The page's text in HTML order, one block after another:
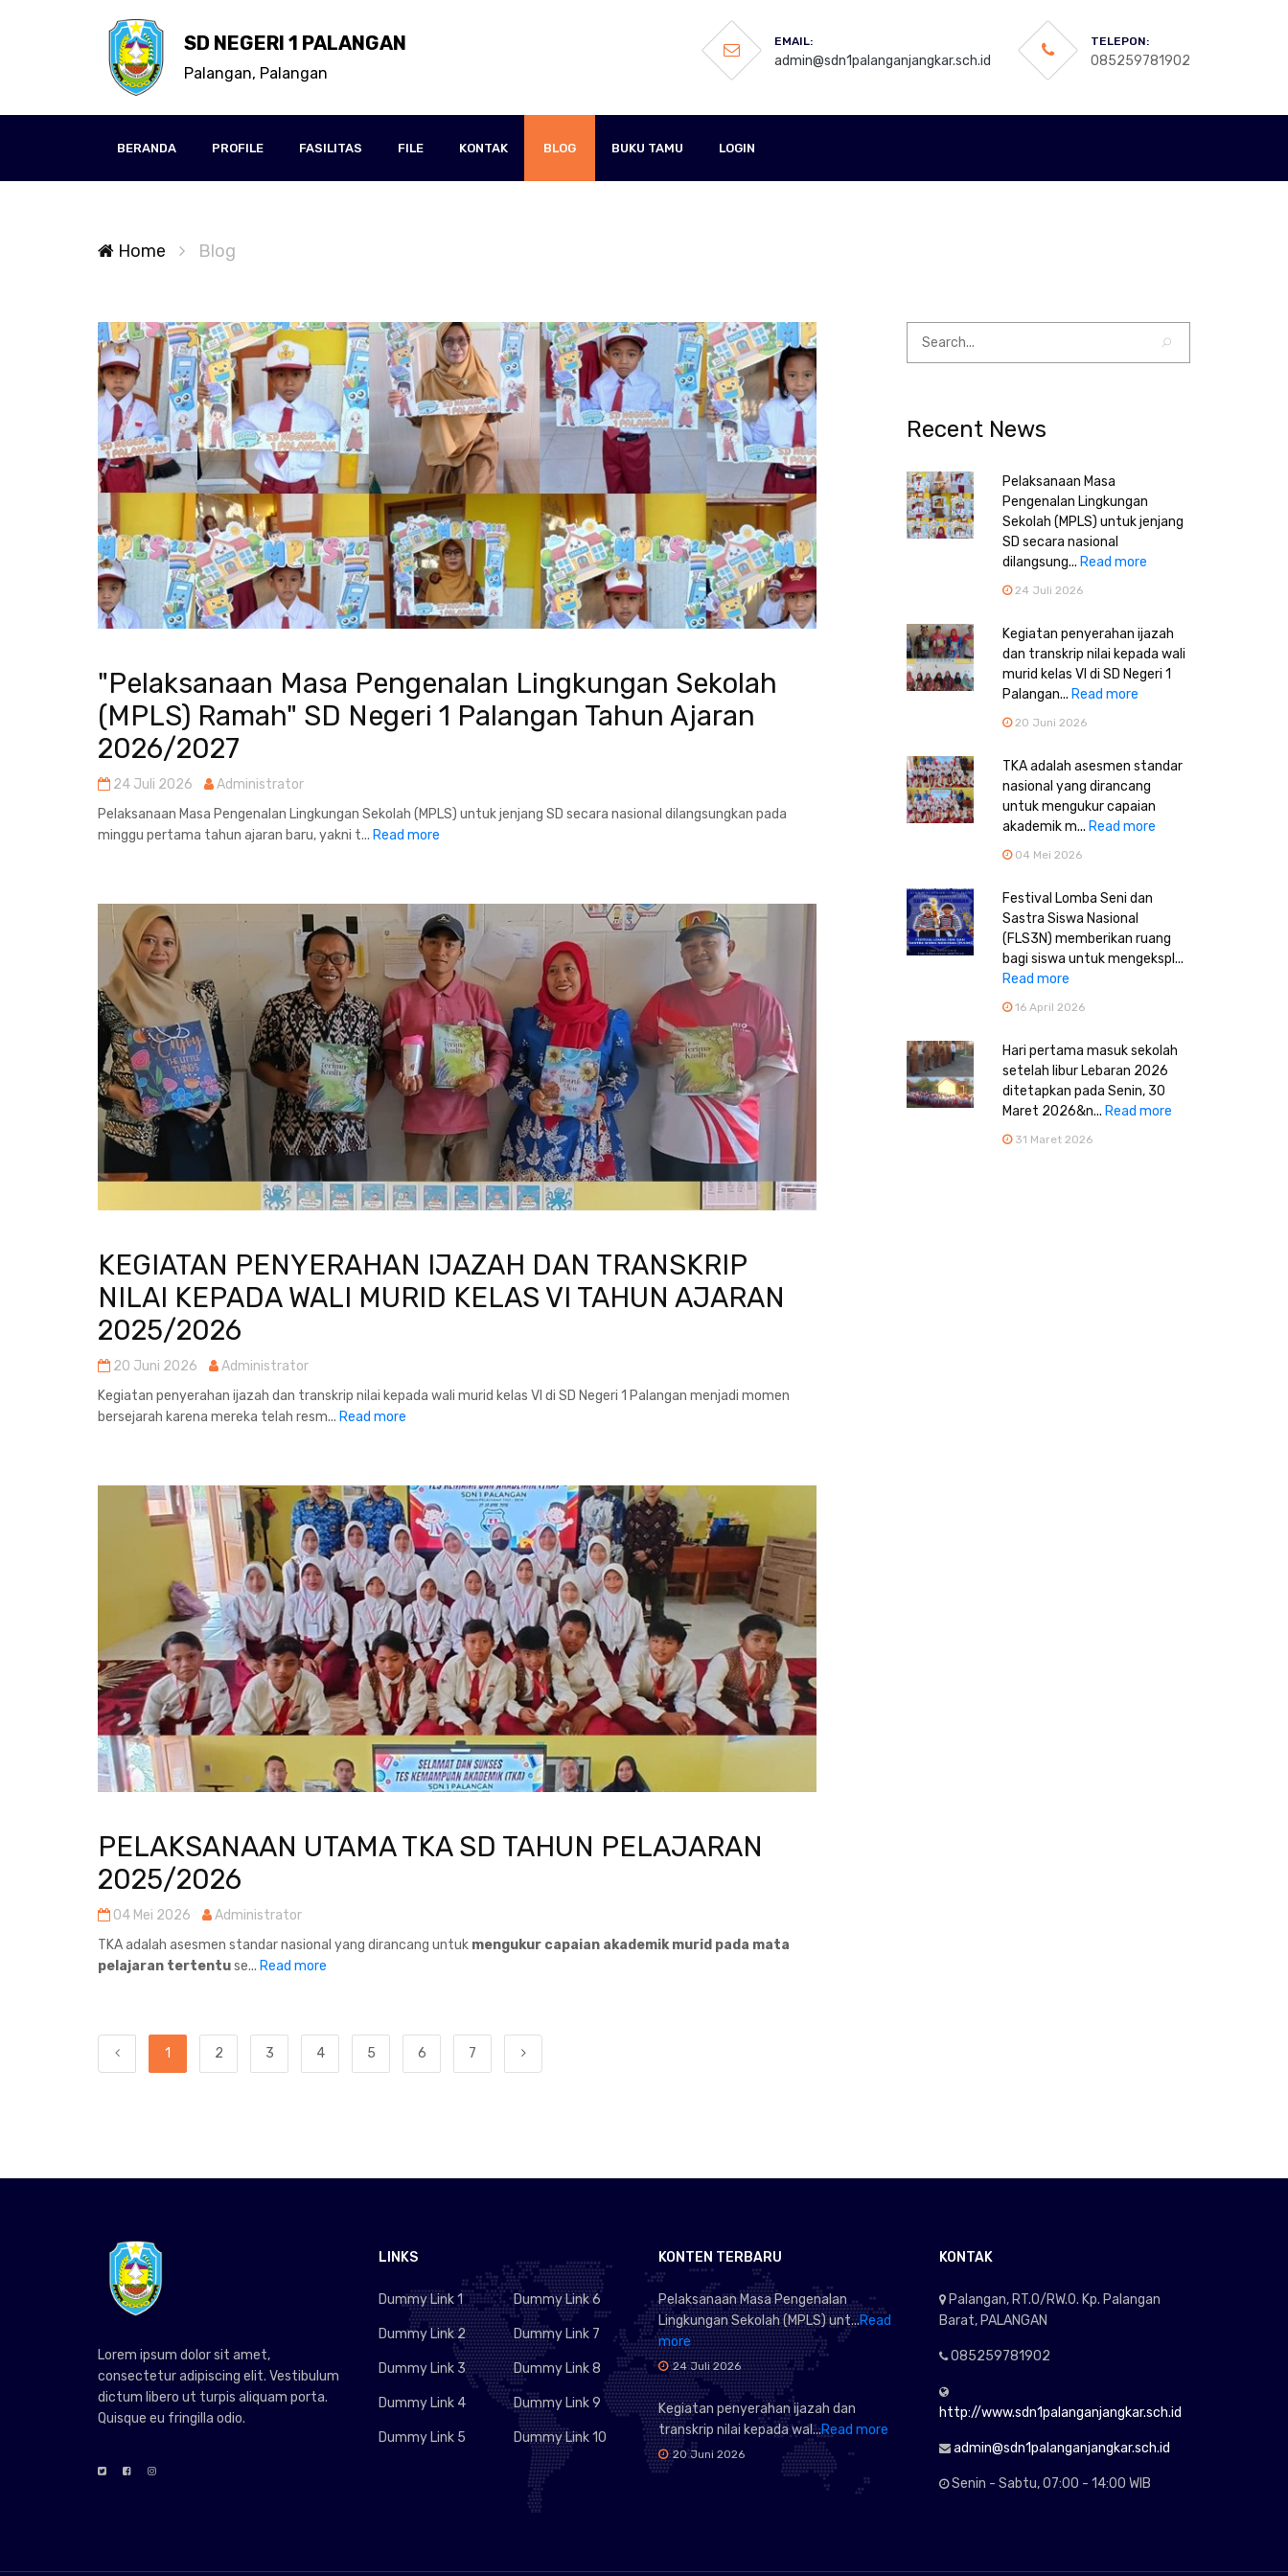
SD NEGERI 1 PALANGAN
Palangan, Palangan
EMAIL:
admin@sdn1palanganjangkar.sch.id
TELEPON:
085259781902
BERANDA PROFILE FASILITAS FILE KONTAK BLOG BUKU TAMU LOGIN
Home Blog
"Pelaksanaan Masa Pengenalan Lingkungan Sekolah
(MPLS) Ramah" SD Negeri 1 Palangan Tahun Ajaran
2026/2027
24 Juli 2026
Administrator
Pelaksanaan Masa Pengenalan Lingkungan Sekolah (MPLS) untuk jenjang SD secara nasional dilangsungkan pada
minggu pertama tahun ajaran baru, yakni t... Read more
KEGIATAN PENYERAHAN IJAZAH DAN TRANSKRIP
NILAI KEPADA WALI MURID KELAS VI TAHUN AJARAN
2025/2026
20 Juni 2026
Administrator
Kegiatan penyerahan ijazah dan transkrip nilai kepada wali murid kelas VI di SD Negeri 1 Palangan menjadi momen
bersejarah karena mereka telah resm... Read more
PELAKSANAAN UTAMA TKA SD TAHUN PELAJARAN
2025/2026
04 Mei 2026
Administrator
TKA adalah asesmen standar nasional yang dirancang untuk mengukur capaian akademik murid pada mata
pelajaran tertentuse... Read more
1 2 3 4 5 6 7
Recent News
Pelaksanaan Masa
Pengenalan Lingkungan
Sekolah (MPLS) untuk jenjang
SD secara nasional
dilangsung... Read more
24 Juli 2026
Kegiatan penyerahan ijazah
dan transkrip nilai kepada wali
murid kelas VI di SD Negeri 1
Palangan... Read more
20 Juni 2026
TKA adalah asesmen standar
nasional yang dirancang
untuk mengukur capaian
akademik m... Read more
04 Mei 2026
Festival Lomba Seni dan
Sastra Siswa Nasional
(FLS3N) memberikan ruang
bagi siswa untuk mengekspl...
Read more
16 April 2026
Hari pertama masuk sekolah
setelah libur Lebaran 2026
ditetapkan pada Senin, 30
Maret 2026&n... Read more
31 Maret 2026
Lorem ipsum dolor sit amet,
consectetur adipiscing elit. Vestibulum
dictum libero ut turpis aliquam porta.
Quisque eu fringilla odio.
LINKS
Dummy Link 1
Dummy Link 2
Dummy Link 3
Dummy Link 4
Dummy Link 5
Dummy Link 6
Dummy Link 7
Dummy Link 8
Dummy Link 9
Dummy Link 10
KONTEN TERBARU
Pelaksanaan Masa Pengenalan
Lingkungan Sekolah (MPLS) unt...Read
more
24 Juli 2026
Kegiatan penyerahan ijazah dan
transkrip nilai kepada wal...Read more
20 Juni 2026
KONTAK
Palangan, RT.0/RW.0. Kp. Palangan
Barat, PALANGAN
085259781902
http://www.sdn1palanganjangkar.sch.id
admin@sdn1palanganjangkar.sch.id
Senin - Sabtu, 07:00 - 14:00 WIB